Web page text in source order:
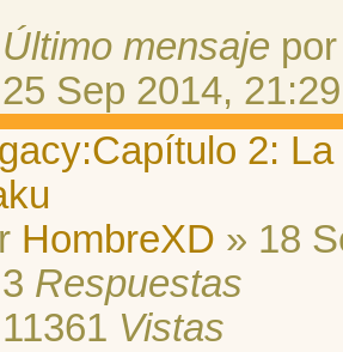
Último mensaje
25 Sep 2014, 21:29
2:
HombreXD » 18
3 Respuestas
11361 Vistas